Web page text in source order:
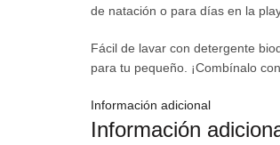
de natación o para días en la
Fácil de lavar con detergente
para tu pequeño. ¡Combínalo
Información adicional
Información